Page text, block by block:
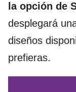
la opción de
desplegará
diseños
prefieras.